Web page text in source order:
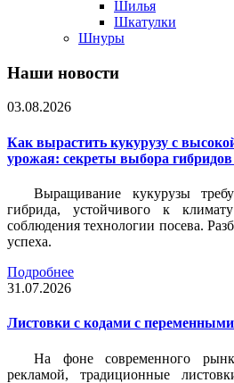
Шилья
Шкатулки
Шнуры
Наши новости
03.08.2026
Как вырастить кукурузу с
урожая: секреты выбора гибридов
Выращивание кукурузы
гибрида, устойчивого к
соблюдения технологии посева.
успеха.
Подробнее
31.07.2026
Листовки c кодами с
На фоне современного
рекламой, традиционные